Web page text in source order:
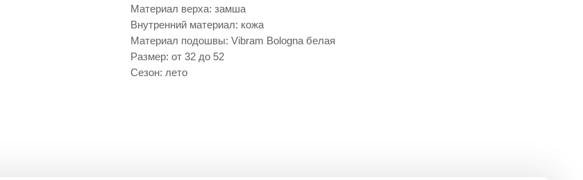
Материал верха: замша
Внутренний материал: кожа
Материал подошвы: Vibram Bologna белая
Размер: от 32 до 52
Сезон: лето